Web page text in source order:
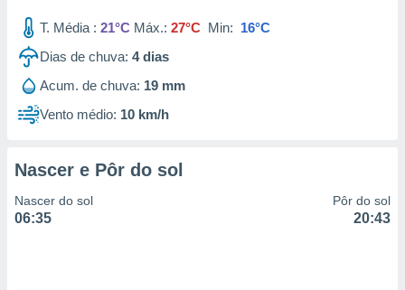
T. Média : 21°C Máx.: 27°C Min: 16°C
Dias de chuva: 4dias
Acum. de chuva: 19 mm
Vento médio: 10 km/h
Nascer e Pôr do sol
Nascer do sol
06:35
Pôr do sol
20:43